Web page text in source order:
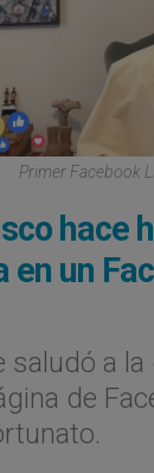
Primer Facebook
hace
en un
saludó a la
de